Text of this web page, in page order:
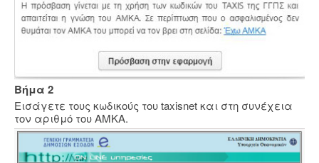
Βήμα 2
Εισάγετε τους κωδικούς του taxisnet και στη συνέχεια
τον αριθμό του ΑΜΚΑ.